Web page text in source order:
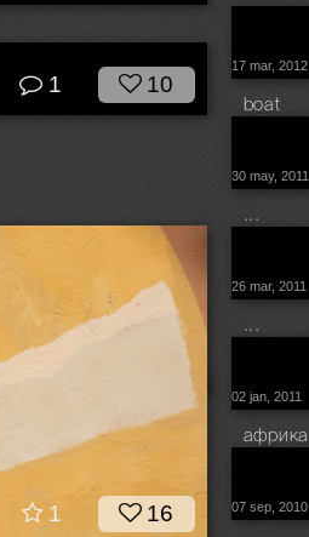
17 mar, 2012
boat
1 10
30 may, 2011
...
1 16
26 mar, 2011
...
02 jan, 2011
африка
07 sep, 2010